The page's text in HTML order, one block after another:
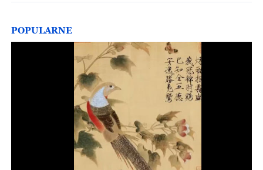
POPULARNE